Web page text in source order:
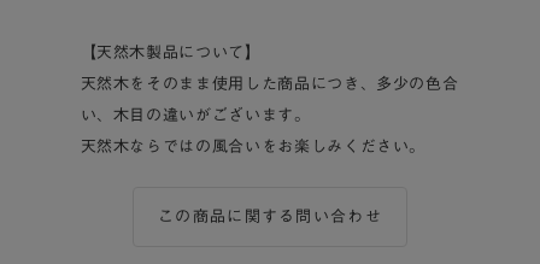
【天然木製品について】
天然木をそのまま使用した商品につき、多少の色合
い、木目の違いがございます。
天然木ならではの風合いをお楽しみください。
この商品に関する問い合わせ